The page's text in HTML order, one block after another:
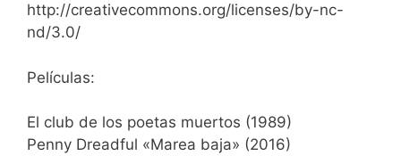
http://creativecommons.org/licenses/by-nc-
nd/3.0/
Películas:
El club de los poetas muertos (1989)
Penny Dreadful «Marea baja» (2016)